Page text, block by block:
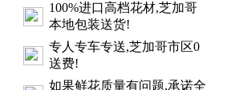
100%进口高档花材,芝加哥
本地包装送货!
专人专车专送,芝加哥市区0
送费!
如果鲜花质量有问题,承诺全